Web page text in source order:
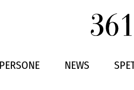
PERSONE NEWS